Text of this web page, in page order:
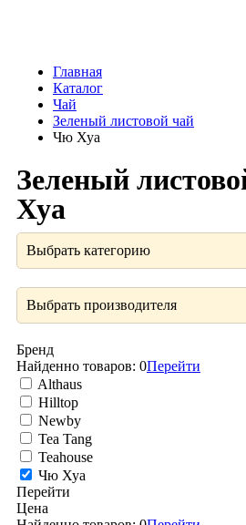
Главная
Каталог
Чай
Зеленый листовой чай
Чю Хуа
Зеленый
Хуа
Выбрать категорию
Выбрать производителя
Бренд
Найденно товаров: 0Перейти
Althaus
Hilltop
Newby
Tea Tang
Teahouse
Чю Хуа
Перейти
Цена